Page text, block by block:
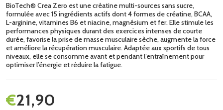
BioTech® Crea Zero est une créatine multi-sources sans sucre,
formulée avec 15 ingrédients actifs dont 4 formes de créatine, BCAA,
L-arginine, vitamines B6 et niacine, magnésium et fer. Elle stimule les
performances physiques durant des exercices intenses de courte
durée, favorise la prise de masse musculaire sèche, augmente la force
et améliore la récupération musculaire. Adaptée aux sportifs de tous
niveaux, elle se consomme avant et pendant l’entraînement pour
optimiser l’énergie et réduire la fatigue.
21,90
€